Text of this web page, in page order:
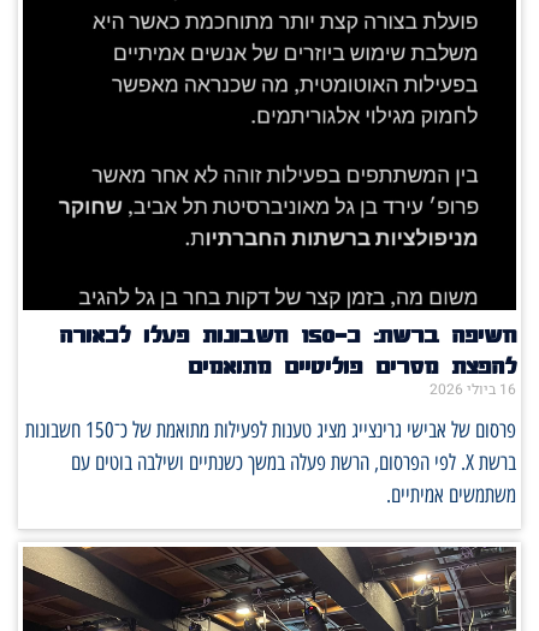
חשיפה ברשת: כ־150 חשבונות פעלו לכאורה
להפצת מסרים פוליטיים מתואמים
פרסום של אבישי גרינצייג מציג טענות לפעילות מתואמת של כ־150 חשבונות
ברשת X. לפי הפרסום, הרשת פעלה במשך כשנתיים ושילבה בוטים עם
משתמשים אמיתיים.